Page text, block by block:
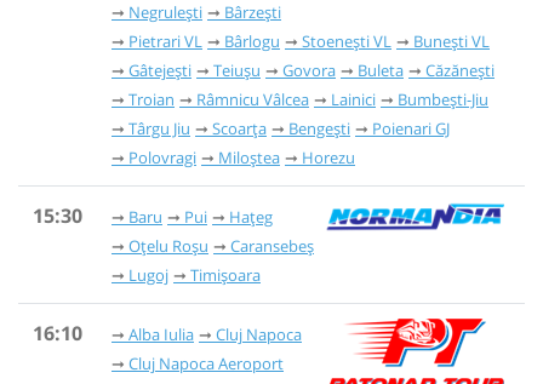
Negrulești
Bârzeşti
Pietrari VL
Bârlogu Stoenești VL
Bunești VL
Gâtejești
Teiușu Govora Buleta
Căzănești
Troian
Râmnicu Vâlcea Lainici
Bumbești-Jiu
Târgu Jiu
Scoarța Bengești
Poienari GJ
Polovragi
Miloștea Horezu
15:30 Baru Pui
Hațeg
Oțelu Roșu
Caransebeș
Lugoj
Timișoara
16:10 Alba Iulia
Cluj Napoca
Cluj Napoca Aeroport